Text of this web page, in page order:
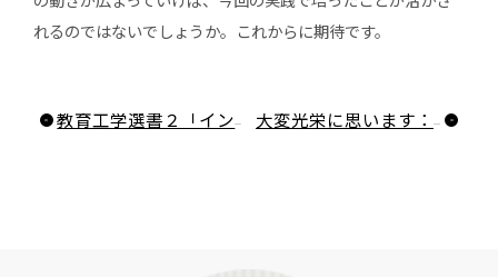
れるのではないでしょうか。これからに期待です。
教育工学選書２「インフォーマル学習」が出版されました！！ 大変光栄に思います：Best Paper Award受賞